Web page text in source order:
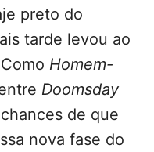
preto do
tarde levou ao
Homem-
Doomsday
de que
nova fase do